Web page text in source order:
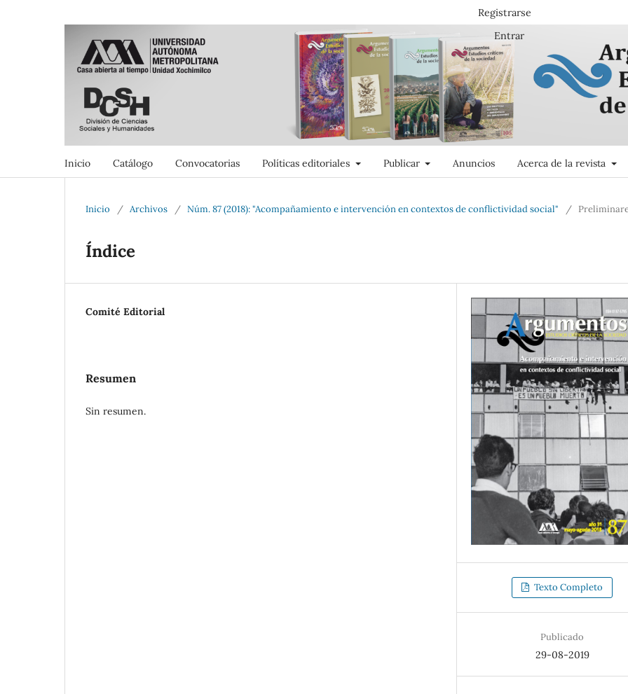
Inicio Catálogo Convocatorias Políticas editoriales Publicar Anuncios Acerca de la revista
Registrarse
Entrar
Inicio / Archivos / Núm. 87 (2018): "Acompañamiento e intervención en contextos de conflictividad social" /
Índice
Comité Editorial
Resumen
Sin resumen.
Texto Completo
Publicado
29-08-2019